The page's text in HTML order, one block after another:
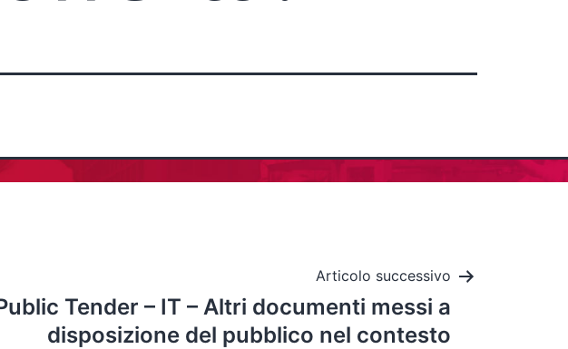
Articolo successivo
Tender – IT – Altri documenti messi a
disposizione del pubblico nel contesto